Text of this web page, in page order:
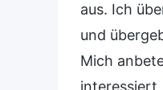
aus. Ich
und
Mich